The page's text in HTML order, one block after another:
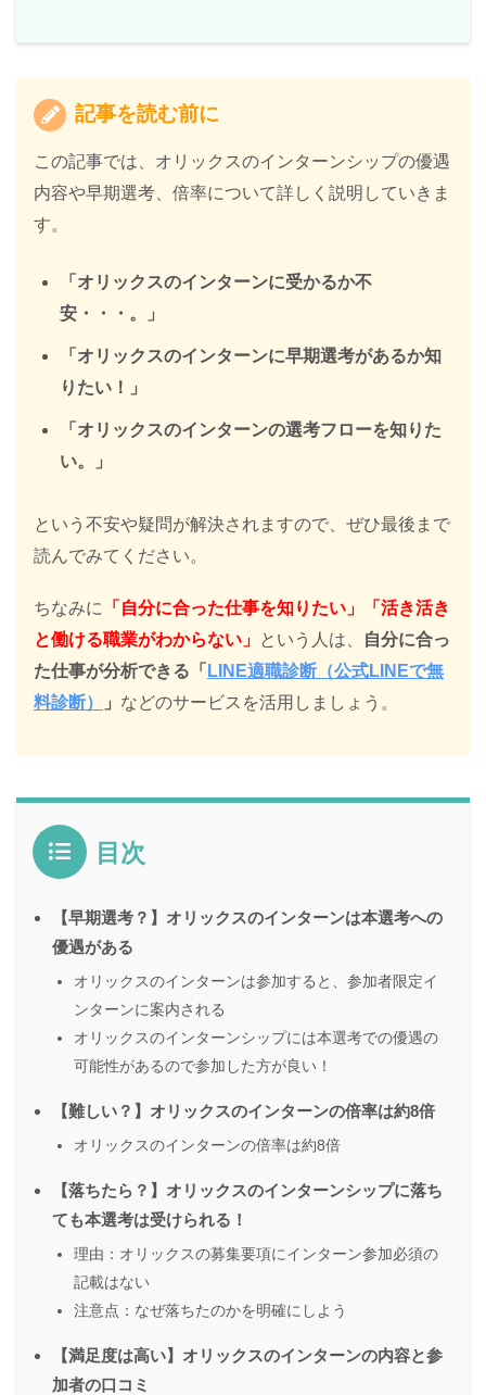
記事を読む前に
この記事では、オリックスのインターンシップの優遇
内容や早期選考、倍率について詳しく説明していきま
す。
「オリックスのインターンに受かるか不
安・・・。」
「オリックスのインターンに早期選考があるか知
りたい！」
「オリックスのインターンの選考フローを知りた
い。」
という不安や疑問が解決されますので、ぜひ最後まで
読んでみてください。
ちなみに
「自分に合った仕事を知りたい」「活き活き
と働ける職業がわからない」 という人は、
自分に合っ
た仕事が分析できる「 LINE適職診断（公式LINEで無
料診断）
」 などのサービスを活用しましょう。
目次
【早期選考？】オリックスのインターンは本選考への
優遇がある
オリックスのインターンは参加すると、参加者限定イ
ンターンに案内される
オリックスのインターンシップには本選考での優遇の
可能性があるので参加した方が良い！
【難しい？】オリックスのインターンの倍率は約8倍
オリックスのインターンの倍率は約8倍
【落ちたら？】オリックスのインターンシップに落ち
ても本選考は受けられる！
理由：オリックスの募集要項にインターン参加必須の
記載はない
注意点：なぜ落ちたのかを明確にしよう
【満足度は高い】オリックスのインターンの内容と参
加者の口コミ